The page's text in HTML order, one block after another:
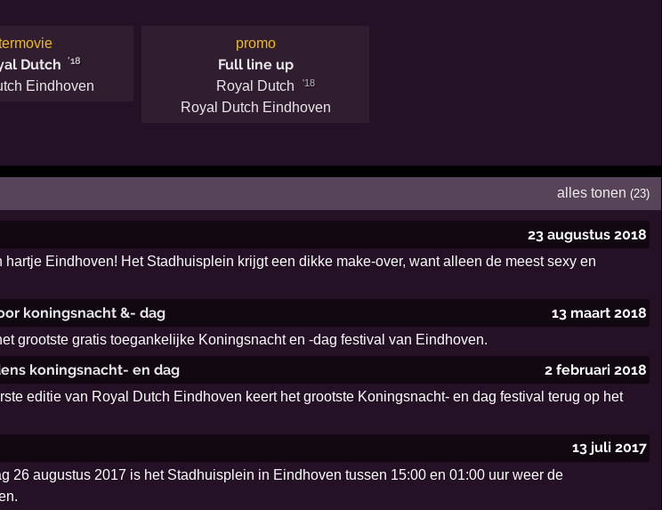
Dutch '18
Eindhoven
promo
Full line up
Royal Dutch '18
Royal Dutch Eindhoven
alles tonen (23)
23 augustus 2018
Eindhoven! Het Stadhuisplein krijgt een dikke make-over, want alleen de meest sexy en
koningsnacht &- dag 13 maart 2018
grootste gratis toegankelijke Koningsnacht en -dag festival van Eindhoven.
koningsnacht- en dag 2 februari 2018
editie van Royal Dutch Eindhoven keert het grootste Koningsnacht- en dag festival terug op het
13 juli 2017
26 augustus 2017 is het Stadhuisplein in Eindhoven tussen 15:00 en 01:00 uur weer de